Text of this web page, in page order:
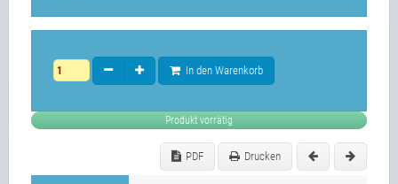
In den Warenkorb
Produkt vorrätig
PDF Drucken